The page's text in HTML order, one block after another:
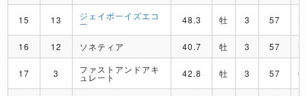
15 13 ジェイボーイズエコ
ー 48.3 牡 3 57
16 12 ソネティア 40.7 牡 3 57
17 3 ファストアンドアキ
ュレート 42.8 牡 3 57 C